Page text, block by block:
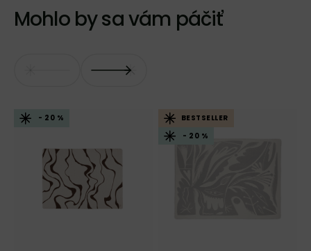
Mohlo by sa vám páčiť
- 20 %
BESTSELLER
- 20 %